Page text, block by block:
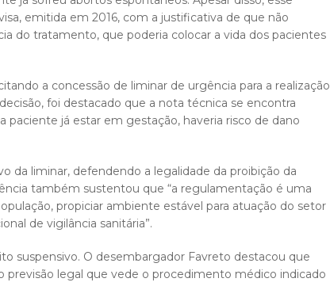
emitida em 2016, com a justificativa de que não
do tratamento, que poderia colocar a vida dos pacientes
a concessão de liminar de urgência para a realização
foi destacado que a nota técnica se encontra
já estar em gestação, haveria risco de dano
da liminar, defendendo a legalidade da proibição da
também sustentou que “a regulamentação é uma
propiciar ambiente estável para atuação do setor
de vigilância sanitária”.
suspensivo. O desembargador Favreto destacou que
previsão legal que vede o procedimento médico indicado